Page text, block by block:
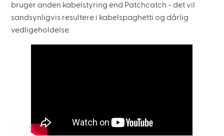
bruger anden kabelstyring end Patchcatch - det vil
sandsynligvis resultere i kabelspaghetti og dårlig
vedligeholdelse.